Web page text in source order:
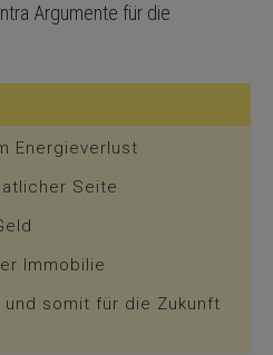
Argumente für die
Energieverlust
Seite
Immobilie
somit für die Zukunft